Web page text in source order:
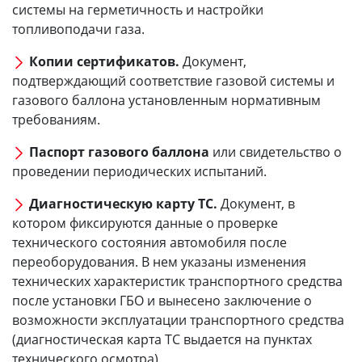
системы на герметичность и настройки
топливоподачи газа.
Копии сертификатов. Документ,
подтверждающий соответствие газовой системы и
газового баллона установленным нормативным
требованиям.
Паспорт газового баллона или свидетельство о
проведении периодических испытаний.
Диагностическую карту ТС. Документ, в
котором фиксируются данные о проверке
технического состояния автомобиля после
переоборудования. В нем указаны изменения
технических характеристик транспортного средства
после установки ГБО и вынесено заключение о
возможности эксплуатации транспортного средства
(диагностическая карта ТС выдается на пунктах